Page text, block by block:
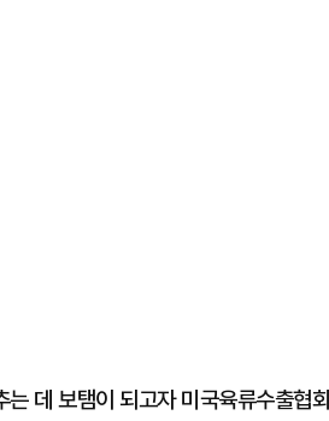
데 보탬이 되고자 미국육류수출협